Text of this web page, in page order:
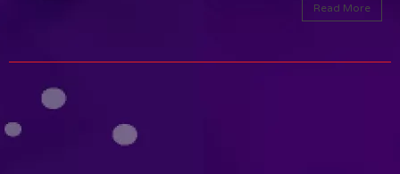
Read More